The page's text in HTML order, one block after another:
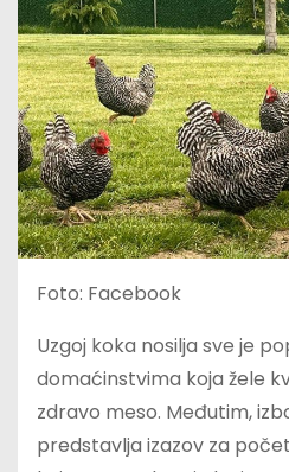
Foto: Facebook
Uzgoj koka nosilja sve je
domaćinstvima koja žele
zdravo meso. Međutim,
predstavlja izazov za